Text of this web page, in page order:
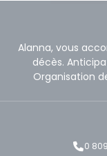
Alanna, vous
décès.
Organisation
0